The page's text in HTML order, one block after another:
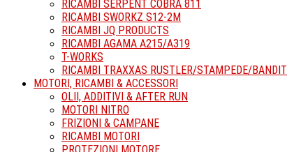
RICAMBI SERPENT COBRA 811
RICAMBI SWORKZ S12-2M
RICAMBI JQ PRODUCTS
RICAMBI AGAMA A215/A319
T-WORKS
RICAMBI TRAXXAS RUSTLER/STAMPEDE/BANDIT
MOTORI, RICAMBI & ACCESSORI
OLII, ADDITIVI & AFTER RUN
MOTORI NITRO
FRIZIONI & CAMPANE
RICAMBI MOTORI